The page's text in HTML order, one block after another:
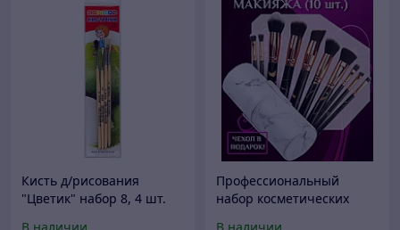
Кисть д/рисования
"Цветик" набор 8, 4 шт.
Профессиональный
набор косметических